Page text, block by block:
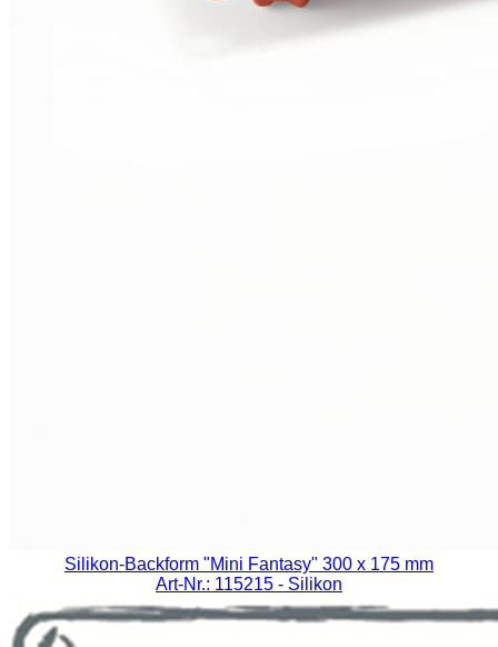
Silikon-Backform "Mini Fantasy" 300 x 175 mm
Art-Nr.: 115215 - Silikon